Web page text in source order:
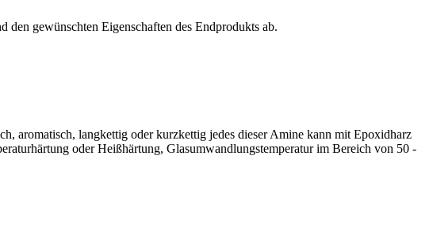
gewünschten Eigenschaften des Endprodukts ab.
aromatisch, langkettig oder kurzkettig jedes dieser Amine kann mit Epoxidharz
oder Heißhärtung, Glasumwandlungstemperatur im Bereich von 50 -